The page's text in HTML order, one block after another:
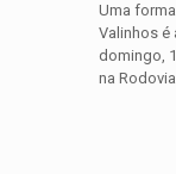
Uma
Valinhos é
domingo,
na Rodovia